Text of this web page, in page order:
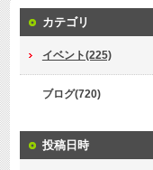
カテゴリ
イベント(225)
ブログ(720)
投稿日時